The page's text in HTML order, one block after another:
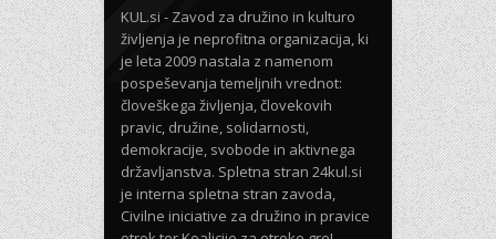
KUL.si - Zavod za družino in kulturo
življenja je neprofitna organizacija, ki
je leta 2009 nastala z namenom
pospeševanja temeljnih vrednot:
človeškega življenja, človekovih
pravic, družine, solidarnosti,
demokracije, svobode in aktivnega
državljanstva. Spletna stran 24kul.si
je interna spletna stran zavoda,
Civilne iniciative za družino in pravice